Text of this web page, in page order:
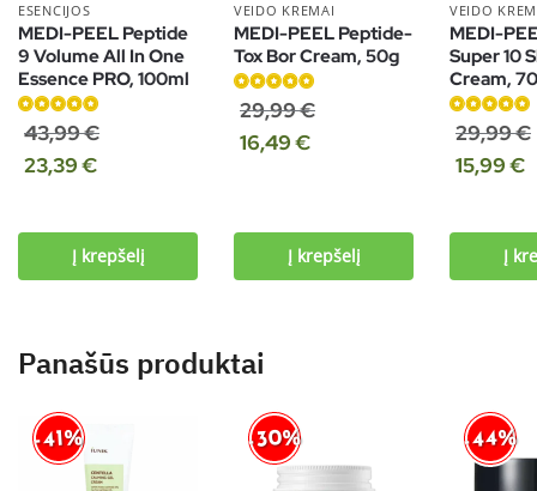
ESENCIJOS
MEDI-PEEL Peptide
9 Volume All In One
Essence PRO, 100ml
Įvertinimas:
iš 5
43,99€
23,39€
Į krepšelį
VEIDO KREMAI
MEDI-PEEL Peptide-
Tox Bor Cream, 50g
Įvertinimas:
iš 5
29,99€
16,49€
Į krepšelį
VEIDO
MEDI-
Super 10
Cream,
Įvertinimas:
iš 5
29,99€
15,99€
Į
Panašūs produktai
-41% -30% -44%